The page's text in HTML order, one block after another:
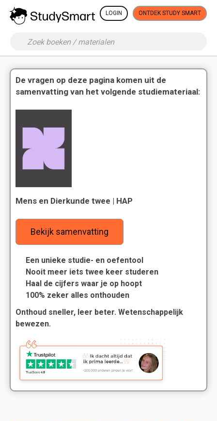
LOGIN ONTDEK STUDY SMART
De vragen op deze pagina komen uit de
samenvatting van het volgende studiemateriaal:
Mens en Dierkunde twee | HAP
Bekijk samenvatting
Een unieke studie- en oefentool
Nooit meer iets twee keer studeren
Haal de cijfers waar je op hoopt
100% zeker alles onthouden
Onthoud sneller, leer beter. Wetenschappelijk
bewezen.